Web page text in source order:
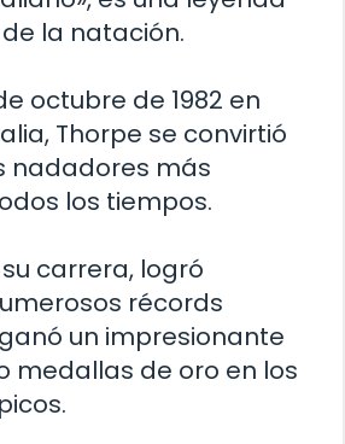
la natación.
octubre de 1982 en
Thorpe se convirtió
nadadores más
los tiempos.
carrera, logró
récords
un impresionante
medallas de oro en los